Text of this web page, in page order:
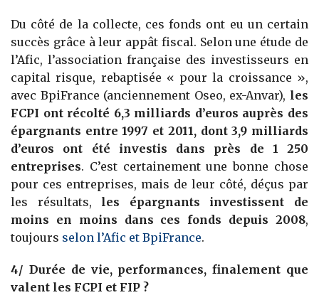
Du côté de la collecte, ces fonds ont eu un certain
succès grâce à leur appât fiscal. Selon une étude de
l’Afic, l’association française des investisseurs en
capital risque, rebaptisée « pour la croissance »,
avec BpiFrance (anciennement Oseo, ex-Anvar), les
FCPI ont récolté 6,3 milliards d’euros auprès des
épargnants entre 1997 et 2011, dont 3,9 milliards
d’euros ont été investis dans près de 1 250
entreprises. C’est certainement une bonne chose
pour ces entreprises, mais de leur côté, déçus par
les résultats, les épargnants investissent de
moins en moins dans ces fonds depuis 2008,
toujours selon l’Afic et BpiFrance.
4/ Durée de vie, performances, finalement que
valent les FCPI et FIP ?